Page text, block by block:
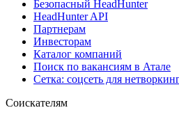
Безопасный HeadHunter
HeadHunter API
Партнерам
Инвесторам
Каталог компаний
Поиск по вакансиям в Атале
Сетка: соцсеть для
Соискателям